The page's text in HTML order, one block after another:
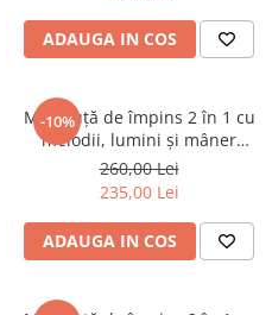
ADAUGA IN COS
-10%
Mașinuță de împins 2 în 1 cu
melodii, lumini și mâner
parental detașabil - Roz
260,00 Lei
235,00 Lei
ADAUGA IN COS